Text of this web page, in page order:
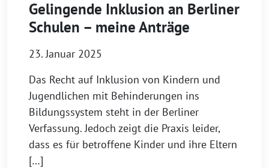
Gelingende Inklusion an Berliner
Schulen – meine Anträge
23. Januar 2025
Das Recht auf Inklusion von Kindern und
Jugendlichen mit Behinderungen ins
Bildungssystem steht in der Berliner
Verfassung. Jedoch zeigt die Praxis leider,
dass es für betroffene Kinder und ihre Eltern
[…]